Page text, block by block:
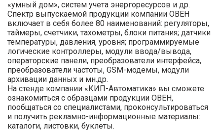
«умный дом», систем учета энергоресурсов и др.
Спектр выпускаемой продукции компании ОВЕН
включает в себя более 80 наименований: регуляторы,
таймеры, счетчики, тахометры, блоки питания; датчики
температуры, давления, уровня; программируемые
логические контроллеры, модули ввода/вывода,
операторские панели, преобразователи интерфейса,
преобразователи частоты, GSM-модемы, модули
архивации данных и мн.др.
На стенде компании «КИП-Автоматика» вы сможете
ознакомиться с образцами продукции ОВЕН,
пообщаться со специалистами, проконсультироваться
и получить рекламно-информационные материалы:
каталоги, листовки, буклеты.